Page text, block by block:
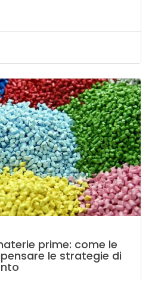
prime: come le
le strategie di